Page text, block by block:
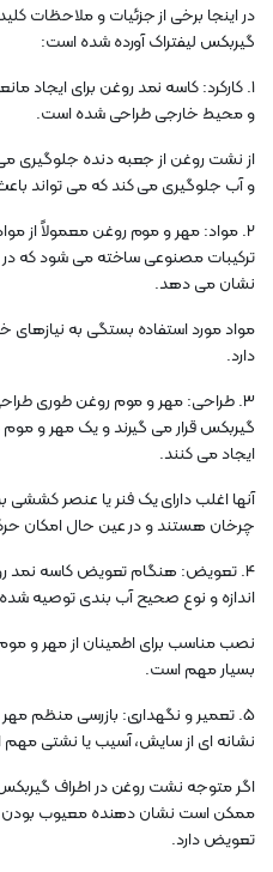
در اینجا برخی از جزئیات و ملاحظات
گیربکس لیفتراک آورده شده است:
1. کارکرد: کاسه نمد روغن برای
و محیط خارجی طراحی شده است.
از نشت روغن از جعبه دنده جلوگیری می
و آب جلوگیری می کند که می تواند
2. مواد: مهر و موم روغن معمولاً از
ترکیبات مصنوعی ساخته می شود که در
نشان می دهد.
مواد مورد استفاده بستگی به
دارد.
3. طراحی: مهر و موم روغن طوری
گیربکس قرار می گیرند و یک مهر و
ایجاد می کنند.
آنها اغلب دارای یک فنر یا عنصر کششی
چرخان هستند و در عین حال امکان
4. تعویض: هنگام تعویض کاسه نمد
اندازه و نوع صحیح آب بندی توصیه
نصب مناسب برای اطمینان از مهر و
بسیار مهم است.
5. تعمیر و نگهداری: بازرسی منظم
نشانه ای از سایش، آسیب یا نشتی
اگر متوجه نشت روغن در اطراف
ممکن است نشان دهنده معیوب بودن
تعویض دارد.